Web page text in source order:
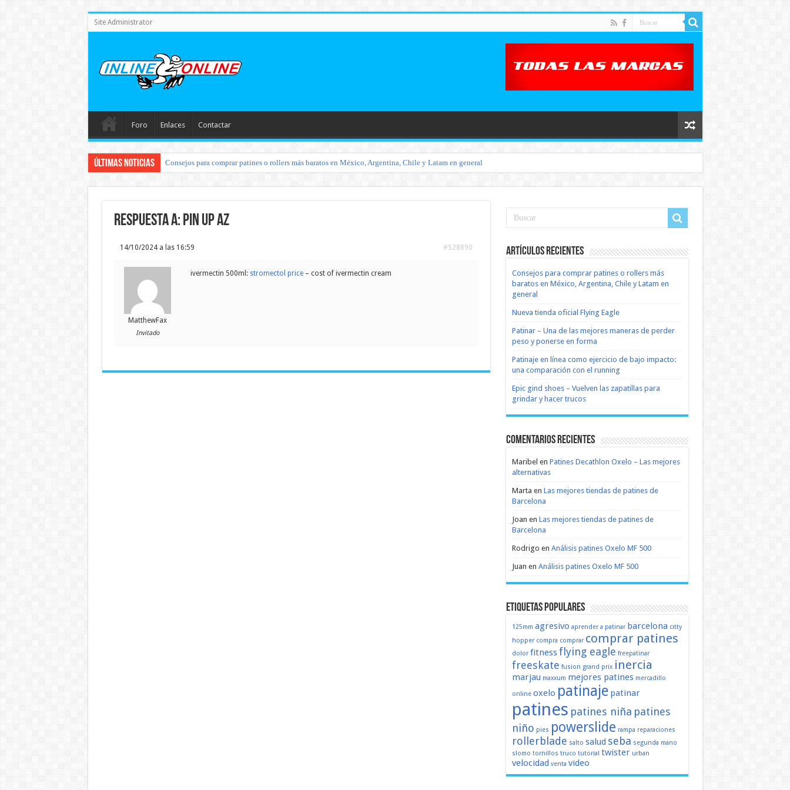
Site Administrator
Foro Enlaces Contactar
Últimas noticias Consejos para comprar patines o rollers más baratos en México, Argentina, Chile y Latam en general
Respuesta a: pin up az
14/10/2024 a las 16:59 #528890
MatthewFax
Invitado
ivermectin 500ml: stromectol price– cost of ivermectin cream
Artículos recientes
Consejos para comprar patines o rollers más
baratos en México, Argentina, Chile y Latam en
general
Nueva tienda oficial Flying Eagle
Patinar – Una de las mejores maneras de perder
peso y ponerse en forma
Patinaje en línea como ejercicio de bajo impacto:
una comparación con el running
Epic gind shoes – Vuelven las zapatillas para
grindar y hacer trucos
Comentarios recientes
Maribel en Patines Decathlon Oxelo – Las mejores
alternativas
Marta en Las mejores tiendas de patines de
Barcelona
Joan en Las mejores tiendas de patines de
Barcelona
Rodrigo en Análisis patines Oxelo MF 500
Juan en Análisis patines Oxelo MF 500
Etiquetas populares
125mm agresivo aprender a patinar barcelona citty
hopper compra comprar comprar patines
dolor fitnessflying eagle freepatinar
freeskate fusion grand prix inercia
marjau maxxum mejores patines mercadillo
online oxelo patinaje patinar
patines patines niña patines
niño pies powerslide rampa reparaciones
rollerblade salto salud seba segunda mano
slomo tornillos truco tutorial twister urban
velocidad venta video